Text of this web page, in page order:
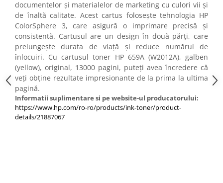
Monitoare LED
Accesorii monitoare
Componente
Placi video
Procesoare
Placi de baza
Memorii RAM
SSD-uri interne
documentelor și materialelor de marketing cu culori vii și
de înaltă calitate. Acest cartus folosește tehnologia HP
ColorSphere 3, care asigură o imprimare precisă și
consistentă. Cartusul are un design în două părți, care
prelungește durata de viață și reduce numărul de
înlocuiri. Cu cartusul toner HP 659A (W2012A), galben
(yellow), original, 13000 pagini, puteți avea încredere că
veți obține rezultate impresionante de la prima la ultima
pagină.
Informatii suplimentare si pe website-ul producatorului:
https://www.hp.com/ro-ro/products/ink-toner/product-
details/21887067